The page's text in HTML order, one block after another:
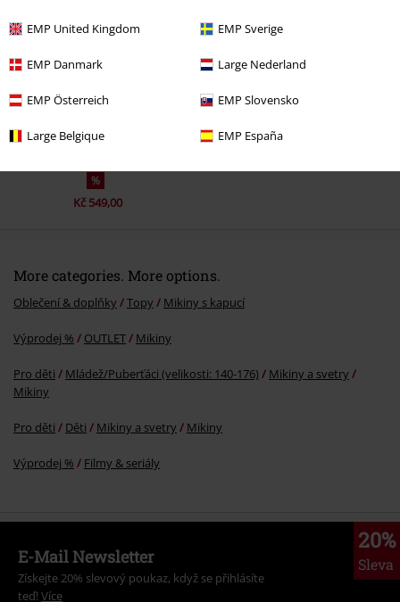
EMP United Kingdom EMP Sverige
EMP Danmark Large Nederland
EMP Österreich EMP Slovensko
Large Belgique EMP España
%
Kč 549,00
More categories. More options.
Oblečení & doplňky Topy Mikiny s kapucí
Výprodej % OUTLET Mikiny
Pro děti Mládež/Puberťáci (velikosti: 140-176)
Mikiny a svetry
Mikiny
Pro děti Děti Mikiny a svetry Mikiny
Výprodej % Filmy & seriály
20%
Sleva
E-Mail Newsletter
Získejte 20% slevový poukaz, když se přihlásíte
teď! Více